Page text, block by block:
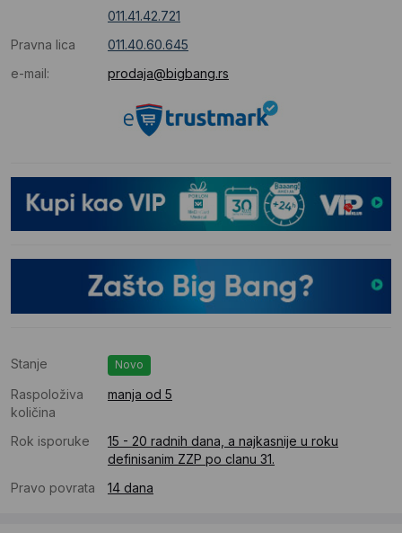
011.41.42.721
Pravna lica
011.40.60.645
e-mail:
prodaja@bigbang.rs
Stanje Novo
Raspoloživa
količina
manja od 5
Rok isporuke
15 - 20 radnih dana, a najkasnije u roku
definisanim ZZP po clanu 31.
Pravo povrata
14 dana